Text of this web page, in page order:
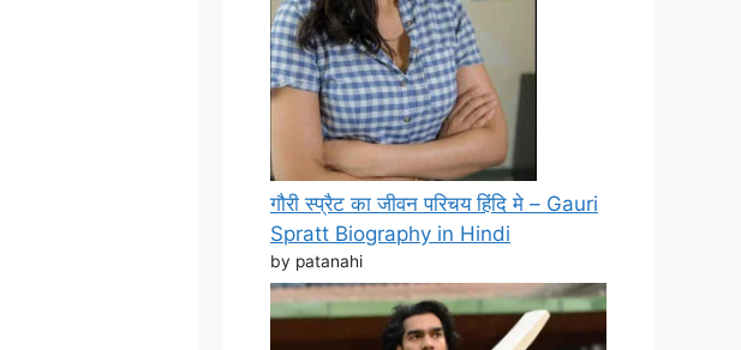
गौरी स्प्रैट का जीवन परिचय हिंदि मे – Gauri
Spratt Biography in Hindi
by patanahi